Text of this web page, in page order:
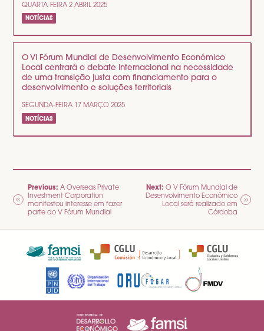
QUARTA-FEIRA 2 ABRIL 2025
NOTÍCIAS
O VI Fórum Mundial de Desenvolvimento Económico
Local centrará o debate internacional na necessidade
de uma transição justa com financiamento para o
desenvolvimento e soluções territoriais
SEGUNDA-FEIRA 17 MARÇO 2025
NOTÍCIAS
NAVEGAÇÃO
DE
ARTIGOS
Previous: A Overseas Private
Investment Corporation
manifestou interesse em fazer
parte do V Fórum Mundial
Next: O V Fórum Mundial de
Desenvolvimento Económico
Local será realizado em
Córdoba